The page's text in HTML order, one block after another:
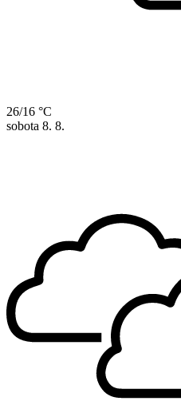
26/16 °C
sobota 8. 8.